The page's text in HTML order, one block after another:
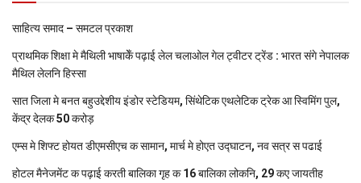
साहित्य समाद – समटल प्रकाश
प्राथमिक शि‍क्षा मे मैथि‍ली भाषाकेँ पढ़ाई लेल चलाओल गेल ट्वीटर ट्रेंड : भारत संगे नेपालक
मैथिल लेलनि हिस्सा
सात जिला मे बनत बहुउद्देशीय इंडोर स्‍टेडि‍यम, सिंथेटिक एथलेटिक ट्रेक आ स्विमिंग पुल,
केंद्र देलक 50 करोड़
एम्स मे शिफ्ट होयत डीएमसीएच क सामान, मार्च मे होएत उद्घाटन, नव सत्र स पढाई
होटल मैनेजमेंट क पढ़ाई करती बालिका गृह क 16 बालिका लोकनि, 29 कए जायतीह